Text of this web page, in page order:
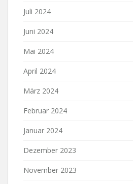
Juli 2024
Juni 2024
Mai 2024
April 2024
März 2024
Februar 2024
Januar 2024
Dezember 2023
November 2023